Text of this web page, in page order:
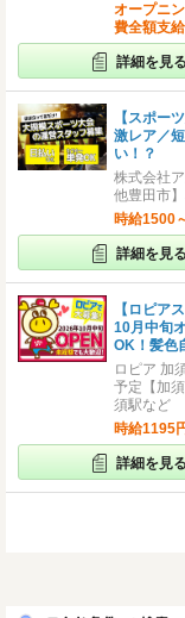
オープニ
費全額支給
詳細を見る
【スポー
激レア／
い！？
株式会社
他豊田市
時給1500
詳細を見る
【ロピア
10月中旬
OK！髪色
ロピア 加
予定【加
須駅など
時給1195
詳細を見る